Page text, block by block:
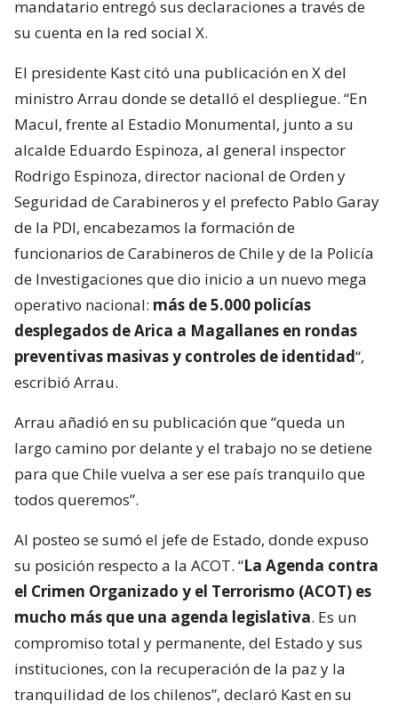
mandatario entregó sus declaraciones a través de
su cuenta en la red social X.
El presidente Kast citó una publicación en X del
ministro Arrau donde se detalló el despliegue. “En
Macul, frente al Estadio Monumental, junto a su
alcalde Eduardo Espinoza, al general inspector
Rodrigo Espinoza, director nacional de Orden y
Seguridad de Carabineros y el prefecto Pablo Garay
de la PDI, encabezamos la formación de
funcionarios de Carabineros de Chile y de la Policía
de Investigaciones que dio inicio a un nuevo mega
operativo nacional: más de 5.000 policías
desplegados de Arica a Magallanes en rondas
preventivas masivas y controles de identidad“,
escribió Arrau.
Arrau añadió en su publicación que “queda un
largo camino por delante y el trabajo no se detiene
para que Chile vuelva a ser ese país tranquilo que
todos queremos”.
Al posteo se sumó el jefe de Estado, donde expuso
su posición respecto a la ACOT. “La Agenda contra
el Crimen Organizado y el Terrorismo (ACOT) es
mucho más que una agenda legislativa. Es un
compromiso total y permanente, del Estado y sus
instituciones, con la recuperación de la paz y la
tranquilidad de los chilenos”, declaró Kast en su